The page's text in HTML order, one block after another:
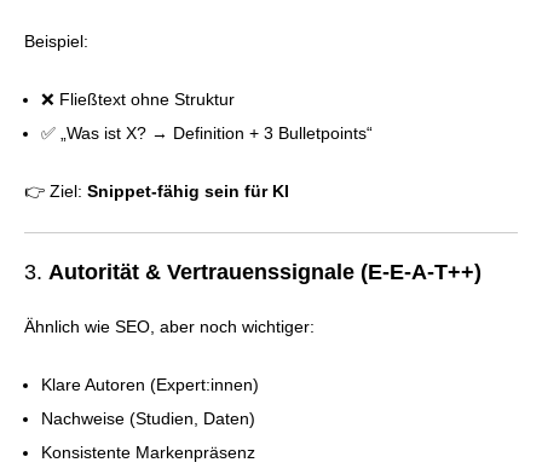
Beispiel:
❌ Fließtext ohne Struktur
✅ „Was ist X? → Definition + 3 Bulletpoints“
👉 Ziel: Snippet-fähig sein für KI
3. Autorität & Vertrauenssignale (E-E-A-T++)
Ähnlich wie SEO, aber noch wichtiger:
Klare Autoren (Expert:innen)
Nachweise (Studien, Daten)
Konsistente Markenpräsenz